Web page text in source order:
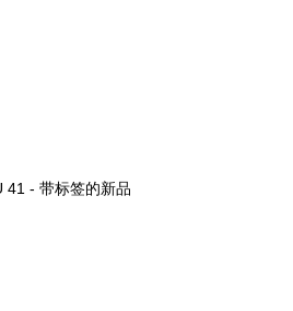
41 - 带标签的新品